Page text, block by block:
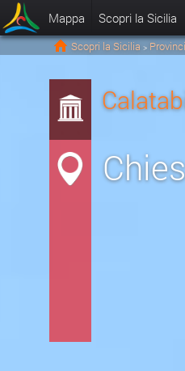
Mappa Scopri la Sicilia
Scopri la Sicilia >